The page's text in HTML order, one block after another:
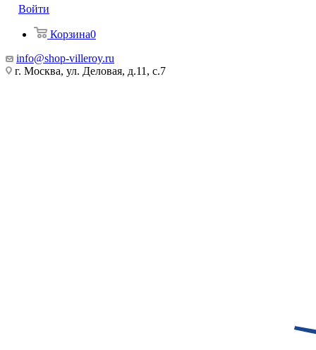
Войти
Корзина0
info@shop-villeroy.ru
г. Москва, ул. Деловая, д.11, с.7